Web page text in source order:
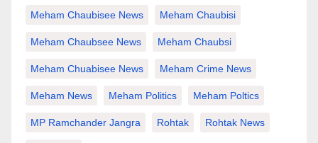
Meham Chaubisee News Meham Chaubisi
Meham Chaubsee News Meham Chaubsi
Meham Chuabisee News Meham Crime News
Meham News Meham Politics Meham Poltics
MP Ramchander Jangra Rohtak Rohtak News